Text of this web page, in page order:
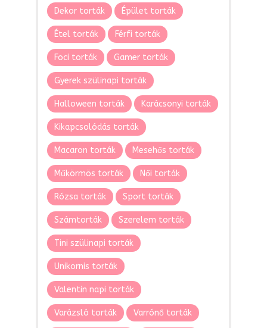
Dekor torták Épület torták
Étel torták Férfi torták
Foci torták Gamer torták
Gyerek szülinapi torták
Halloween torták Karácsonyi torták
Kikapcsolódás torták
Macaron torták Mesehős torták
Műkörmös torták Női torták
Rózsa torták Sport torták
Számtorták Szerelem torták
Tini szülinapi torták
Unikornis torták
Valentin napi torták
Varázsló torták Varrónő torták